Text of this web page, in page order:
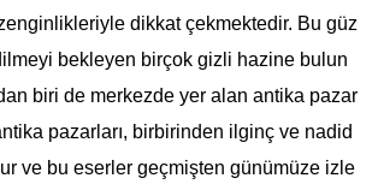
dikkat çekmektedir. Bu güz
bekleyen birçok gizli hazine bulun
biri de merkezde yer alan antika pazar
antika pazarları, birbirinden ilginç ve nadid
ve bu eserler geçmişten günümüze izle